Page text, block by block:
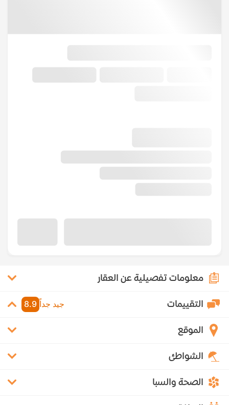
معلومات تفصيلية عن العقار
التقييمات جيد جداً 8.9
الموقع
الشواطئ
الصحة والسبا